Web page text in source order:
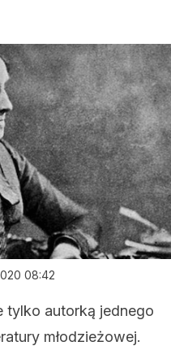
08:42
tylko autorką jednego
młodzieżowej.